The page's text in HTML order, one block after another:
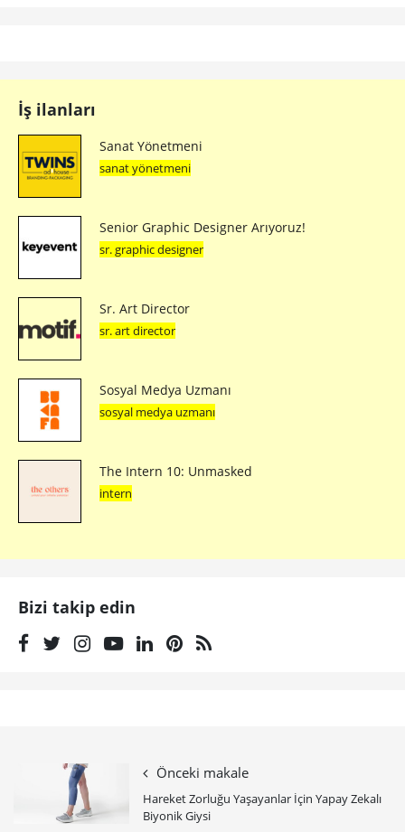
İş ilanları
Sanat Yönetmeni
sanat yönetmeni
Senior Graphic Designer Arıyoruz!
sr. graphic designer
Sr. Art Director
sr. art director
Sosyal Medya Uzmanı
sosyal medya uzmanı
The Intern 10: Unmasked
intern
Bizi takip edin
Önceki makale
Hareket Zorluğu Yaşayanlar İçin Yapay Zekalı
Biyonik Giysi